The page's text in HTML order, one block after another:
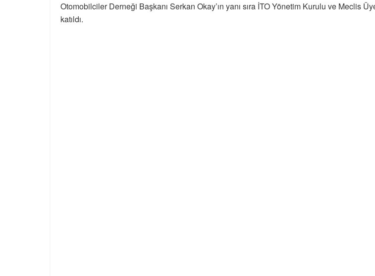
Otomobilciler Derneği Başkanı Serkan Okay’ın yanı sıra İTO Yönetim Kurulu ve Meclis
katıldı.